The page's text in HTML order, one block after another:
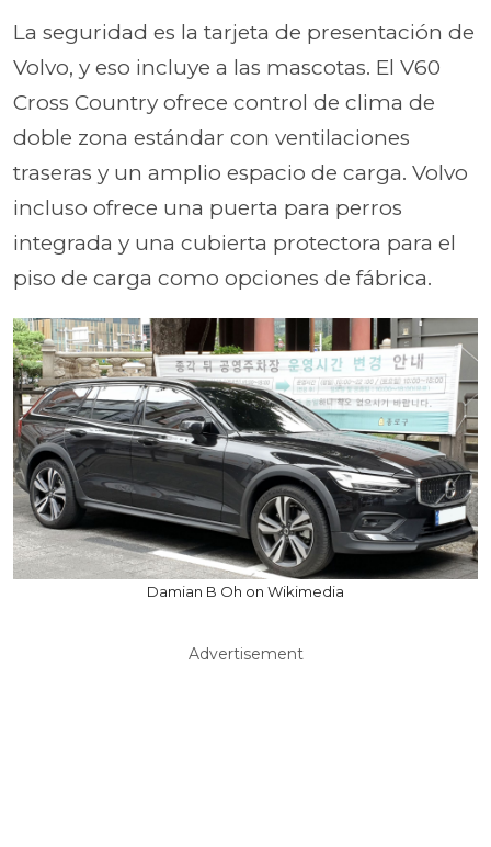
La seguridad es la tarjeta de presentación de
Volvo, y eso incluye a las mascotas. El V60
Cross Country ofrece control de clima de
doble zona estándar con ventilaciones
traseras y un amplio espacio de carga. Volvo
incluso ofrece una puerta para perros
integrada y una cubierta protectora para el
piso de carga como opciones de fábrica.
Damian B Oh on Wikimedia
Advertisement